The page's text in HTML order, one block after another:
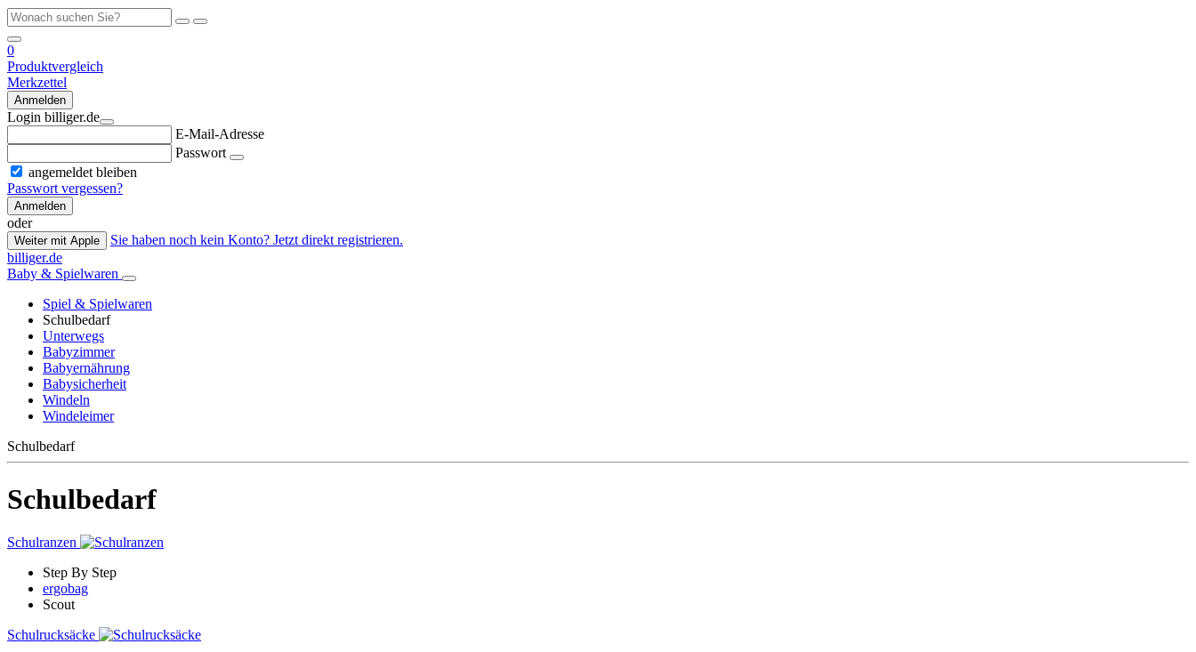
0
Produktvergleich
Merkzettel
Anmelden
Login billiger.de
E-Mail-Adresse
Passwort
angemeldet bleiben
Passwort vergessen?
Anmelden
oder
Weiter mit Apple
Sie haben noch kein Konto? Jetzt direkt registrieren.
billiger.de
Baby & Spielwaren
Spiel & Spielwaren
Schulbedarf
Unterwegs
Babyzimmer
Babyernährung
Babysicherheit
Windeln
Windeleimer
Schulbedarf
Schulbedarf
Schulranzen
Step By Step
ergobag
Scout
Schulrucksäcke